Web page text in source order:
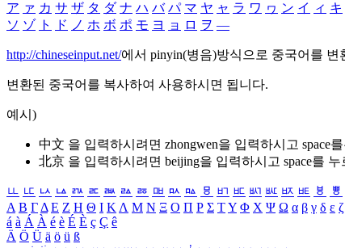
ア ァ カ サ ザ タ ダ ナ ハ バ パ マ ヤ ャ ラ ワ ヮ ン イ ィ キ
ソ ゾ ト ド ノ ホ ボ ポ モ ヨ ョ ロ ヲ ―
http://chineseinput.net/에서 pinyin(병음)방식으로 중국어를 변
변환된 중국어를 복사하여 사용하시면 됩니다.
예시)
中文 을 입력하시려면 zhongwen을 입력하시고 space
北京 을 입력하시려면 beijing을 입력하시고 space를
ㅥ ㅦ ㅧ ㅨ ㅩ ㅪ ㅫ ㅬ ㅭ ㅮ ㅯ ㅰ ㅱ ㅲ ㅳ ㅴ ㅵ ㅶ ㅷ ㅸ ㅹ
Α Β ΓΔ Ε Ζ Η Θ Ι ΚΛ Μ Ν Ξ Ο Π Ρ Σ ΤΥ Φ Χ Ψ Ω α β γ δ ε ζ
á à Á À é è É È ç Ç ê
Ä Ö Ü ä ö ü ß